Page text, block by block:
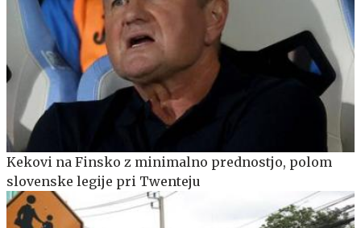
Kekovi na Finsko z minimalno prednostjo, polom
slovenske legije pri Twenteju